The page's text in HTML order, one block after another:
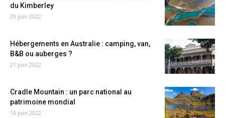
du Kimberley
29 juin 2022
Hébergements en Australie : camping, van,
B&B ou auberges ?
21 juin 2022
Cradle Mountain : un parc national au
patrimoine mondial
16 juin 2022